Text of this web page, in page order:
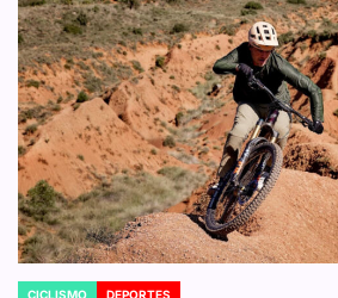
CICLISMO DEPORTES